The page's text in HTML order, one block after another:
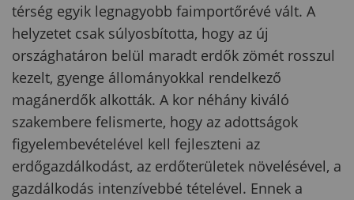
térség egyik legnagyobb faimportőrévé vált. A
helyzetet csak súlyosbította, hogy az új
országhatáron belül maradt erdők zömét rosszul
kezelt, gyenge állományokkal rendelkező
magánerdők alkották. A kor néhány kiváló
szakembere felismerte, hogy az adottságok
figyelembevételével kell fejleszteni az
erdőgazdálkodást, az erdőterületek növelésével, a
gazdálkodás intenzívebbé tételével. Ennek a